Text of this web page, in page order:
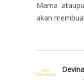
Mama
akan